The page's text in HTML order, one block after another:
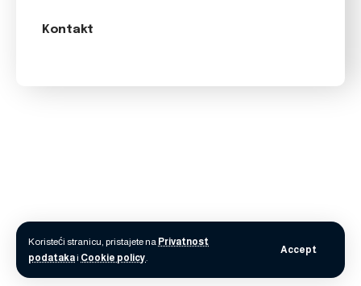
Koristeći stranicu, pristajete na Privatnost
podatakai Cookie policy.
Accept
Kontakt